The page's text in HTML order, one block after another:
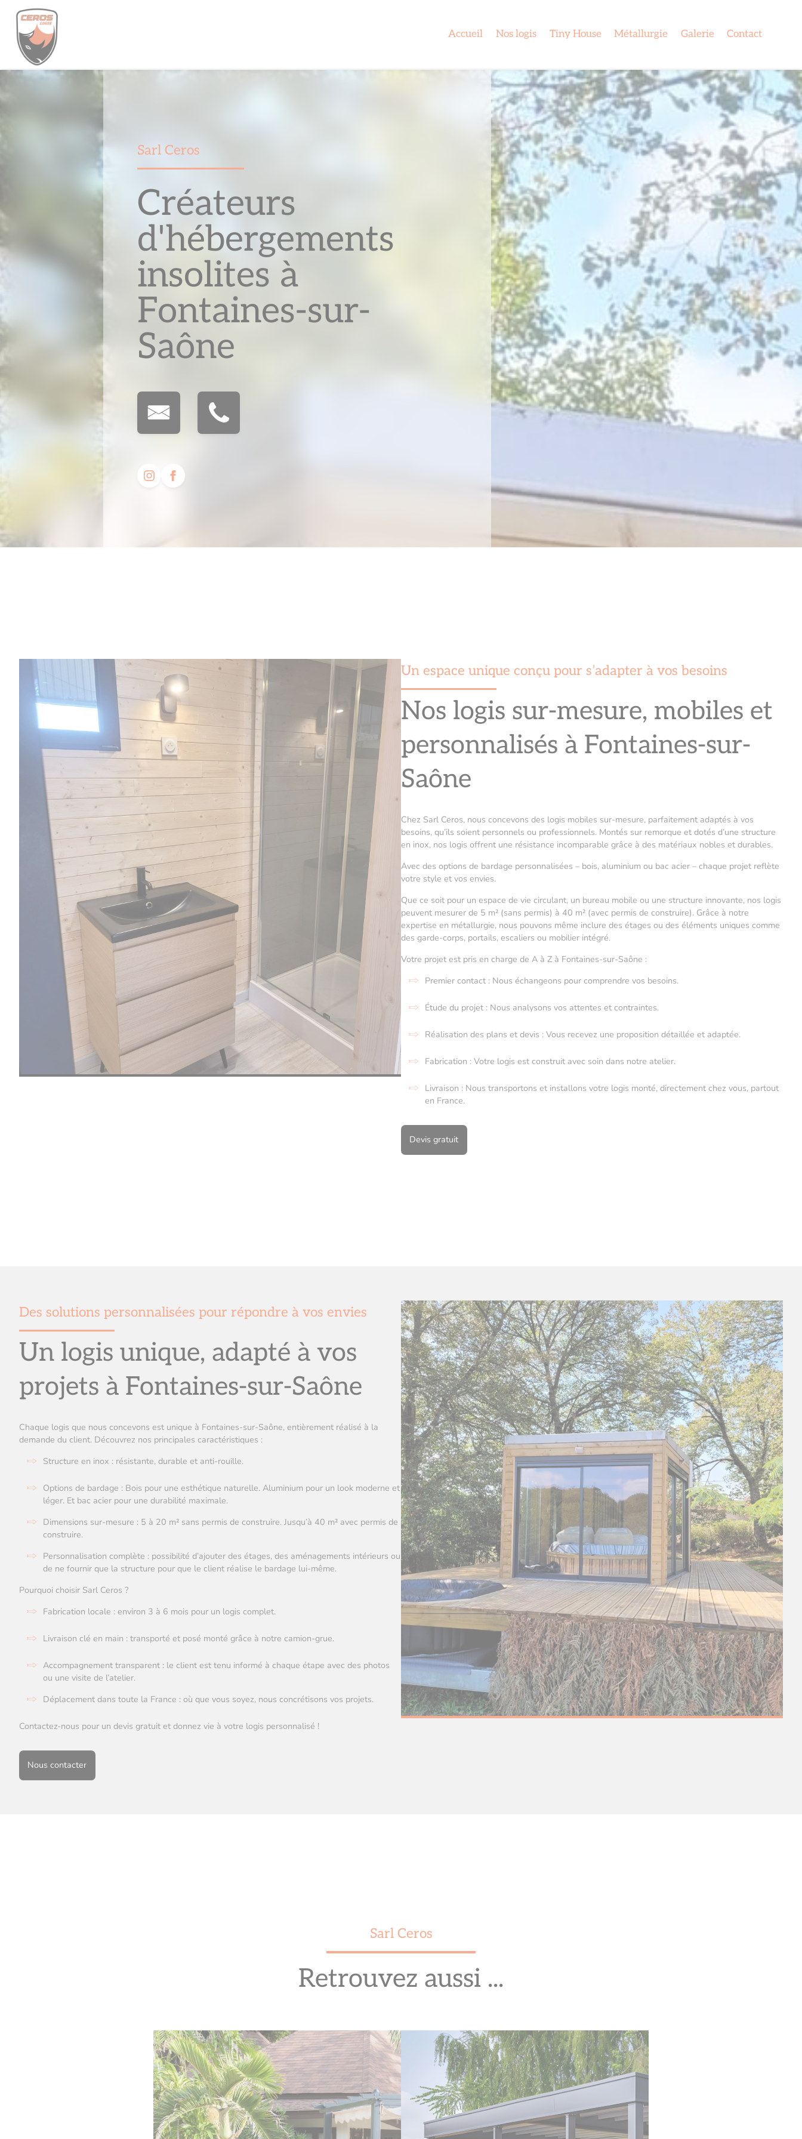
Skip
content
Accueil Nos logis Tiny House Métallurgie Galerie Contact
Sarl Ceros
Créateurs
d'hébergements
insolites à
Fontaines-sur-
Saône
Un espace unique conçu pour s’adapter à vos besoins
Nos logis sur-mesure, mobiles et
personnalisés à Fontaines-sur-
Saône
Chez Sarl Ceros, nous concevons des logis mobiles sur-mesure, parfaitement adaptés à vos
besoins, qu’ils soient personnels ou professionnels. Montés sur remorque et dotés d’une structure
en inox, nos logis offrent une résistance incomparable grâce à des matériaux nobles et durables.
Avec des options de bardage personnalisées – bois, aluminium ou bac acier – chaque projet reflète
votre style et vos envies.
Que ce soit pour un espace de vie circulant, un bureau mobile ou une structure innovante, nos logis
peuvent mesurer de 5 m² (sans permis) à 40 m² (avec permis de construire). Grâce à notre
expertise en métallurgie, nous pouvons même inclure des étages ou des éléments uniques comme
des garde-corps, portails, escaliers ou mobilier intégré.
Votre projet est pris en charge de A à Z à Fontaines-sur-Saône :
Premier contact : Nous échangeons pour comprendre vos besoins.
Étude du projet : Nous analysons vos attentes et contraintes.
Réalisation des plans et devis : Vous recevez une proposition détaillée et adaptée.
Fabrication : Votre logis est construit avec soin dans notre atelier.
Livraison : Nous transportons et installons votre logis monté, directement chez vous, partout
en France.
Devis gratuit
Des solutions personnalisées pour répondre à vos envies
Un logis unique, adapté à vos
projets à Fontaines-sur-Saône
Chaque logis que nous concevons est unique à Fontaines-sur-Saône, entièrement réalisé à la
demande du client. Découvrez nos principales caractéristiques :
Structure en inox : résistante, durable et anti-rouille.
Options de bardage : Bois pour une esthétique naturelle. Aluminium pour un look moderne et
léger. Et bac acier pour une durabilité maximale.
Dimensions sur-mesure : 5 à 20 m² sans permis de construire. Jusqu’à 40 m² avec permis de
construire.
Personnalisation complète : possibilité d’ajouter des étages, des aménagements intérieurs ou
de ne fournir que la structure pour que le client réalise le bardage lui-même.
Pourquoi choisir Sarl Ceros ?
Fabrication locale : environ 3 à 6 mois pour un logis complet.
Livraison clé en main : transporté et posé monté grâce à notre camion-grue.
Accompagnement transparent : le client est tenu informé à chaque étape avec des photos
ou une visite de l’atelier.
Déplacement dans toute la France : où que vous soyez, nous concrétisons vos projets.
Contactez-nous pour un devis gratuit et donnez vie à votre logis personnalisé !
Nous contacter
Sarl Ceros
Retrouvez aussi ...